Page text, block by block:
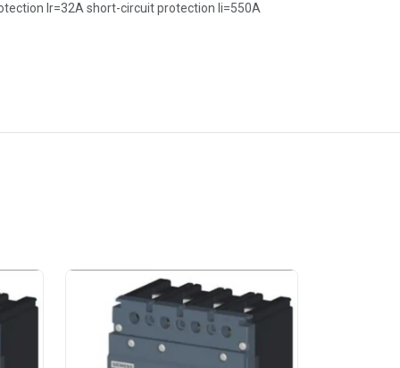
Ir=32A short-circuit protection Ii=550A